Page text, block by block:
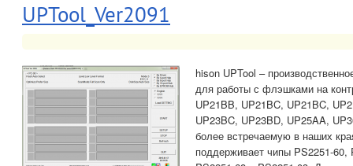
UPTool_Ver2091
hison UPTool –
для работы с флэшками на
UP21BB, UP21BC, UP21BC,
UP23BC, UP23BD, UP25AA,
более встречаемую в наших
поддерживает чипы PS2251-60,